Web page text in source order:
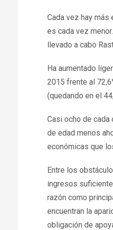
Cada vez hay
es cada vez
llevado a cabo
Ha aumentado
2015 frente al
(quedando en el
Casi ocho de
de edad menos
económicas que
Entre los
ingresos
razón como
encuentran la
obligación de